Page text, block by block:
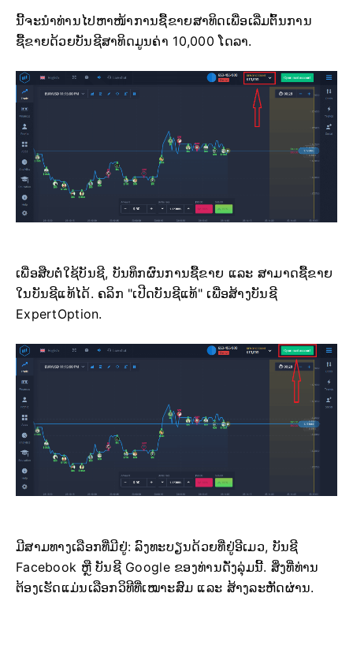
ນີ້ຈະນຳທ່ານໄປຫາໜ້າການຊື້ຂາຍສາທິດເພື່ອເລີ່ມຕົ້ນການ
ຊື້ຂາຍດ້ວຍບັນຊີສາທິດມູນຄ່າ 10,000 ໂດລາ.
ເພື່ອສືບຕໍ່ໃຊ້ບັນຊີ, ບັນທຶກຜົນການຊື້ຂາຍ ແລະ ສາມາດຊື້ຂາຍ
ໃນບັນຊີແທ້ໄດ້. ຄລິກ "ເປີດບັນຊີແທ້" ເພື່ອສ້າງບັນຊີ
ExpertOption.
ມີສາມທາງເລືອກທີ່ມີຢູ່: ລົງທະບຽນດ້ວຍທີ່ຢູ່ອີເມວ, ບັນຊີ
Facebook ຫຼື ບັນຊີ Google ຂອງທ່ານດັ່ງລຸ່ມນີ້. ສິ່ງທີ່ທ່ານ
ຕ້ອງເຮັດແມ່ນເລືອກວິທີທີ່ເໝາະສົມ ແລະ ສ້າງລະຫັດຜ່ານ.